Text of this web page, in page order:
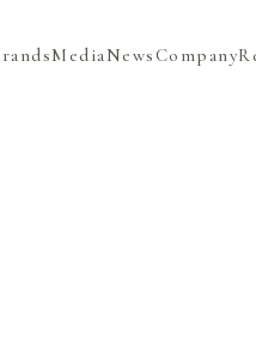
MediaNewsCompany